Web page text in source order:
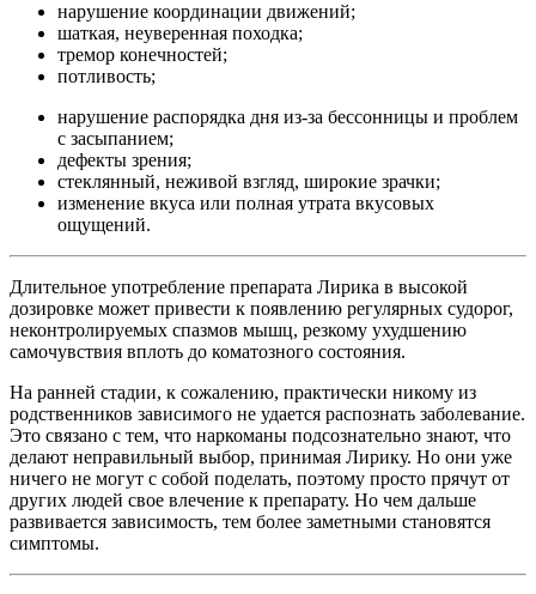
нарушение координации движений;
шаткая, неуверенная походка;
тремор конечностей;
потливость;
нарушение распорядка дня из-за бессонницы и проблем
с засыпанием;
дефекты зрения;
стеклянный, неживой взгляд, широкие зрачки;
изменение вкуса или полная утрата вкусовых
ощущений.
Длительное употребление препарата Лирика в высокой
дозировке может привести к появлению регулярных судорог,
неконтролируемых спазмов мышц, резкому ухудшению
самочувствия вплоть до коматозного состояния.
На ранней стадии, к сожалению, практически никому из
родственников зависимого не удается распознать заболевание.
Это связано с тем, что наркоманы подсознательно знают, что
делают неправильный выбор, принимая Лирику. Но они уже
ничего не могут с собой поделать, поэтому просто прячут от
других людей свое влечение к препарату. Но чем дальше
развивается зависимость, тем более заметными становятся
симптомы.